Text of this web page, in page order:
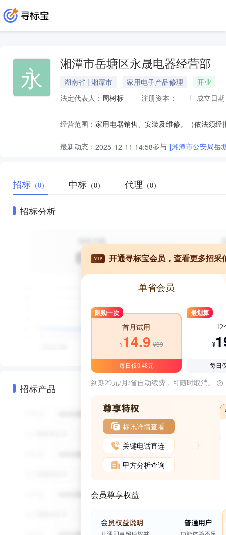
永 湘潭市岳塘区永晟电器经营部
湖南省 | 湘潭市 家用电子产品修理
开业
法定代表人： 周树标 注册资本： - 成立日
经营范围： 家用电器销售、安装及维修。（依法须
最新动态： 2025-12-11 14:58参与 [湘潭市公安局岳
招标 （0） 中标 （0） 代理 （0）
招标分析
招标产品
VIP 开通寻标宝会员，查看更多招采
单省会员
限购一次
首月试用
¥14.9 ¥39
每日仅0.48元
最划算
12
¥
每日
到期29元/月/省自动续费，可随时取消。
标讯详情查看
关键电话直连
甲方分析查询
会员尊享权益